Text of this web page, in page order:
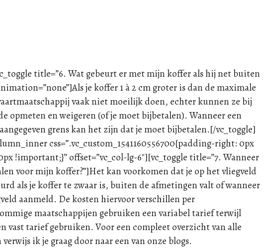
title=”6. Wat gebeurt er met mijn koffer als hij net buiten
je koffer 1 à 2 cm groter is dan de maximale
vaak niet moeilijk doen, echter kunnen ze bij
opmeten en weigeren (of je moet bijbetalen). Wanneer een
grens kan het zijn dat je moet bijbetalen.[/vc_toggle]
css=”.vc_custom_1541160556700{padding-right: 0px
!important;}” offset=”vc_col-lg-6″][vc_toggle title=”7. Wanneer
voor mijn koffer?”]Het kan voorkomen dat je op het vliegveld
als je koffer te zwaar is, buiten de afmetingen valt of wanneer
aanmeld. De kosten hiervoor verschillen per
maatschappijen gebruiken een variabel tarief terwijl
vast tarief gebruiken. Voor een compleet overzicht van alle
ik je graag door naar een van onze blogs.